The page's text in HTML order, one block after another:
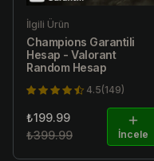
İlgili Ürün
Champions Garantili
Hesap - Valorant
Random Hesap
4.5(149)
₺199.99
₺399.99
İncele